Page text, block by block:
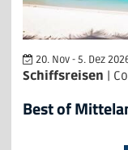
20. Nov - 5. Dez
Schiffsreisen |
Best of